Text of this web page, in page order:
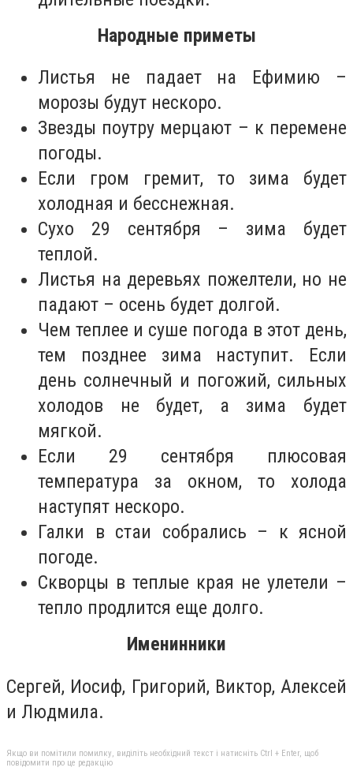
Народные приметы
Листья не падает на Ефимию –
морозы будут нескоро.
Звезды поутру мерцают – к перемене
погоды.
Если гром гремит, то зима будет
холодная и бесснежная.
Сухо 29 сентября – зима будет
теплой.
Листья на деревьях пожелтели, но не
падают – осень будет долгой.
Чем теплее и суше погода в этот день,
тем позднее зима наступит. Если
день солнечный и погожий, сильных
холодов не будет, а зима будет
мягкой.
Если 29 сентября плюсовая
температура за окном, то холода
наступят нескоро.
Галки в стаи собрались – к ясной
погоде.
Скворцы в теплые края не улетели –
тепло продлится еще долго.
Именинники
Сергей, Иосиф, Григорий, Виктор, Алексей
и Людмила.
Якщо ви помітили помилку, виділіть необхідний текст і натисніть Ctrl + Enter, щоб
повідомити про це редакцію